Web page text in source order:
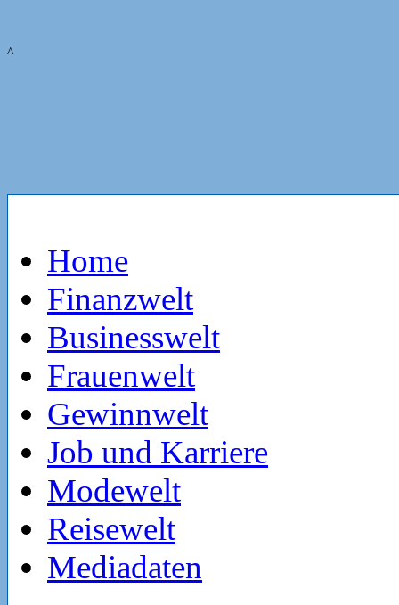
^
Home
Finanzwelt
Businesswelt
Frauenwelt
Gewinnwelt
Job und Karriere
Modewelt
Reisewelt
Mediadaten